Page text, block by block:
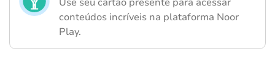
conteúdos incríveis na plataforma Noor
Play.